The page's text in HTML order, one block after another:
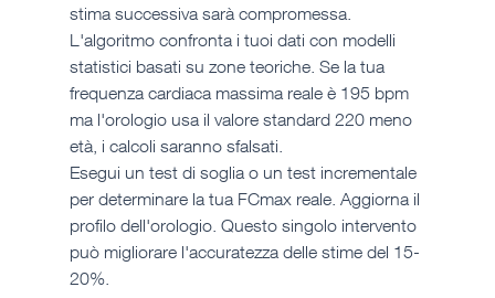
stima successiva sarà compromessa.
L'algoritmo confronta i tuoi dati con modelli
statistici basati su zone teoriche. Se la tua
frequenza cardiaca massima reale è 195 bpm
ma l'orologio usa il valore standard 220 meno
età, i calcoli saranno sfalsati.
Esegui un test di soglia o un test incrementale
per determinare la tua FCmax reale. Aggiorna il
profilo dell'orologio. Questo singolo intervento
può migliorare l'accuratezza delle stime del 15-
20%.